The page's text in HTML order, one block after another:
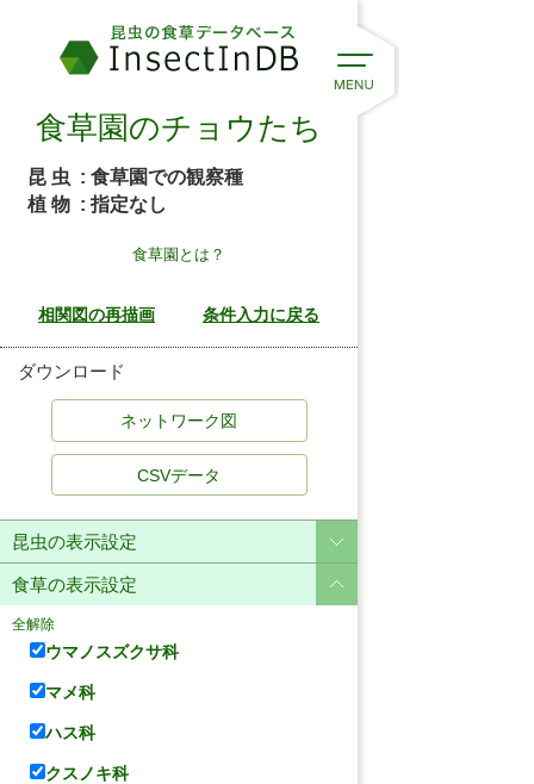
食草園のチョウたち
昆 虫 : 食草園での観察種
植 物 : 指定なし
食草園とは？
ダウンロード
CSVデータ
昆虫の表示設定
食草の表示設定
全解除
ウマノスズクサ科
マメ科
ハス科
クスノキ科